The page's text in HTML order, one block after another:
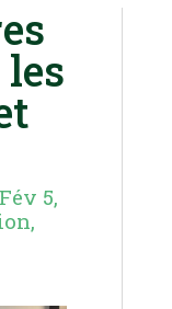
Fév 5,
,